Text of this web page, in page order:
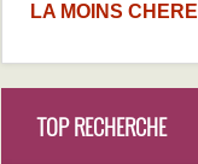
LA MOINS CHERE
TOP RECHERCHE